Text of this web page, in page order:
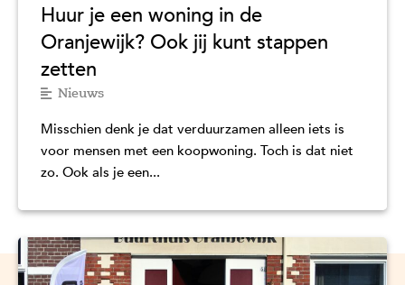
Huur je een woning in de
Oranjewijk? Ook jij kunt stappen
zetten
Nieuws
Misschien denk je dat verduurzamen alleen iets is
voor mensen met een koopwoning. Toch is dat niet
zo. Ook als je een...